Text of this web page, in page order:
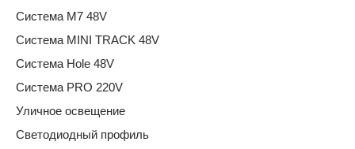
Система M7 48V
Система MINI TRACK 48V
Система Hole 48V
Система PRO 220V
Уличное освещение
Светодиодный профиль